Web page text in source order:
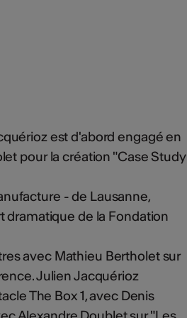
est d'abord engagé en
pour la création "Case Study
- de Lausanne,
dramatique de la Fondation
avec Mathieu Bertholet sur
Julien Jacquérioz
The Box 1, avec Denis